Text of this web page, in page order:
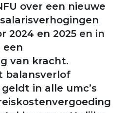
over een nieuwe
salarisverhogingen
2024 en 2025 en in
een
van kracht.
balansverlof
in alle umc’s